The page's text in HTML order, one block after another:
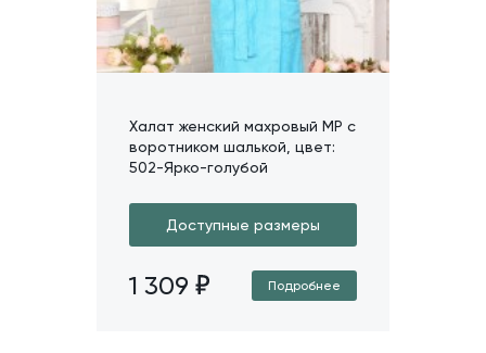
Халат женский махровый МР с
воротником шалькой, цвет:
502-Ярко-голубой
Доступные размеры
1 309 Подробнее